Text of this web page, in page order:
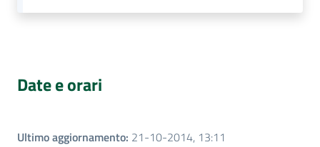
Date e orari
Ultimo aggiornamento: 21-10-2014, 13:11